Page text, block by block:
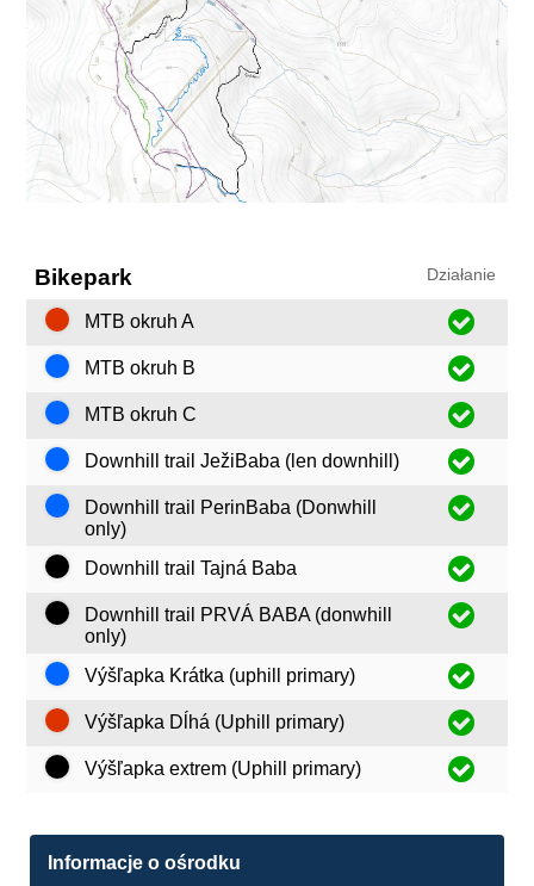
Bikepark Działanie
MTB okruh A
MTB okruh B
MTB okruh C
Downhill trail JežiBaba (len downhill)
Downhill trail PerinBaba (Donwhill
only)
Downhill trail Tajná Baba
Downhill trail PRVÁ BABA (donwhill
only)
Výšľapka Krátka (uphill primary)
Výšľapka Dĺhá (Uphill primary)
Výšľapka extrem (Uphill primary)
Informacje o ośrodku